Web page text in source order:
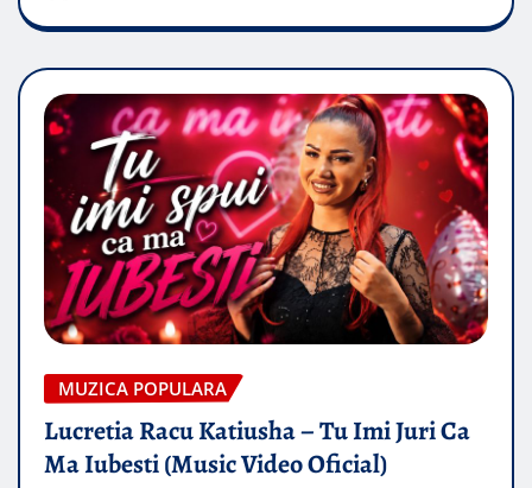
MUZICA POPULARA
Lucretia Racu Katiusha – Tu Imi Juri Ca
Ma Iubesti (Music Video Oficial)